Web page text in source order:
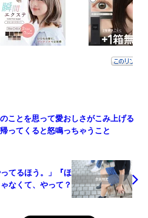
ことを思って愛おしさがこみ上げる
ってくると怒鳴っちゃうこと
てるほう。」『ほ
なくて、やって？